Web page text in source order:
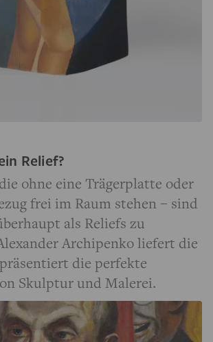
Relief?
ohne eine Trägerplatte oder
frei im Raum stehen – sind
als Reliefs zu
Archipenko liefert die
die perfekte
Skulptur und Malerei.